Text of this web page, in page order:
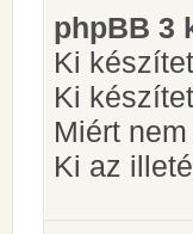
phpBB 3
Ki
Ki
Miért
Ki az